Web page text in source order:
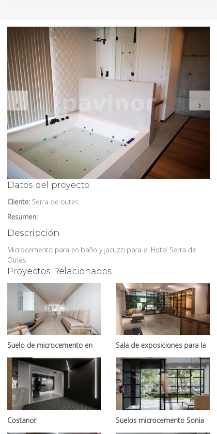
‹ ›
Datos del proyecto
Cliente: Serra de outes
Resumen:
Descripción
Microcemento para en baño y jacuzzi para el Hotel Serra de
Outes
Proyectos Relacionados
Suelo de microcemento en
Casa de Santiago de
Compostela
Sala de exposiciones para la
empresa Cuoco
Costanor
Suelos microcemento Sonia